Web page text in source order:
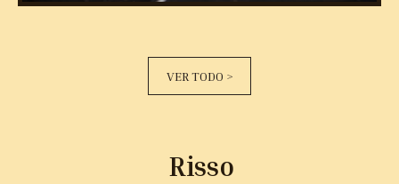
VER TODO >
Risso